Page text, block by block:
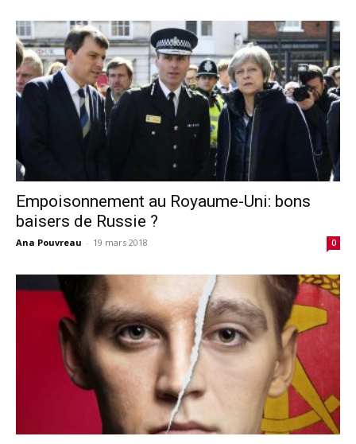
Empoisonnement au Royaume-Uni: bons
baisers de Russie ?
Ana Pouvreau - 19 mars 2018 0